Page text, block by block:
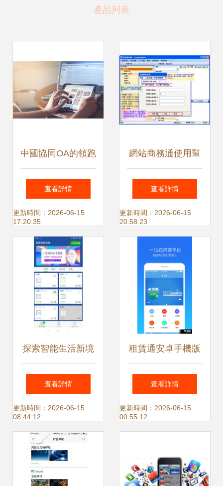
產品列表
中國協同OA的領跑
者 聚焦高端集團應
用的移動辦公自動
化系統
查看詳情
更新時間：2026-06-15
17:20:35
網站商務通使用幫
助文檔 自定義客服
端軟件使用參數
查看詳情
更新時間：2026-06-15
20:58:23
探索智能生活新境
界 百智家手機版與
最新版本下載指南
查看詳情
更新時間：2026-06-15
08:44:12
租賃通安卓手機版
下載指南 獲取v1.3
最新版本與安全渠
查看詳情
更新時間：2026-06-15
00:55:12